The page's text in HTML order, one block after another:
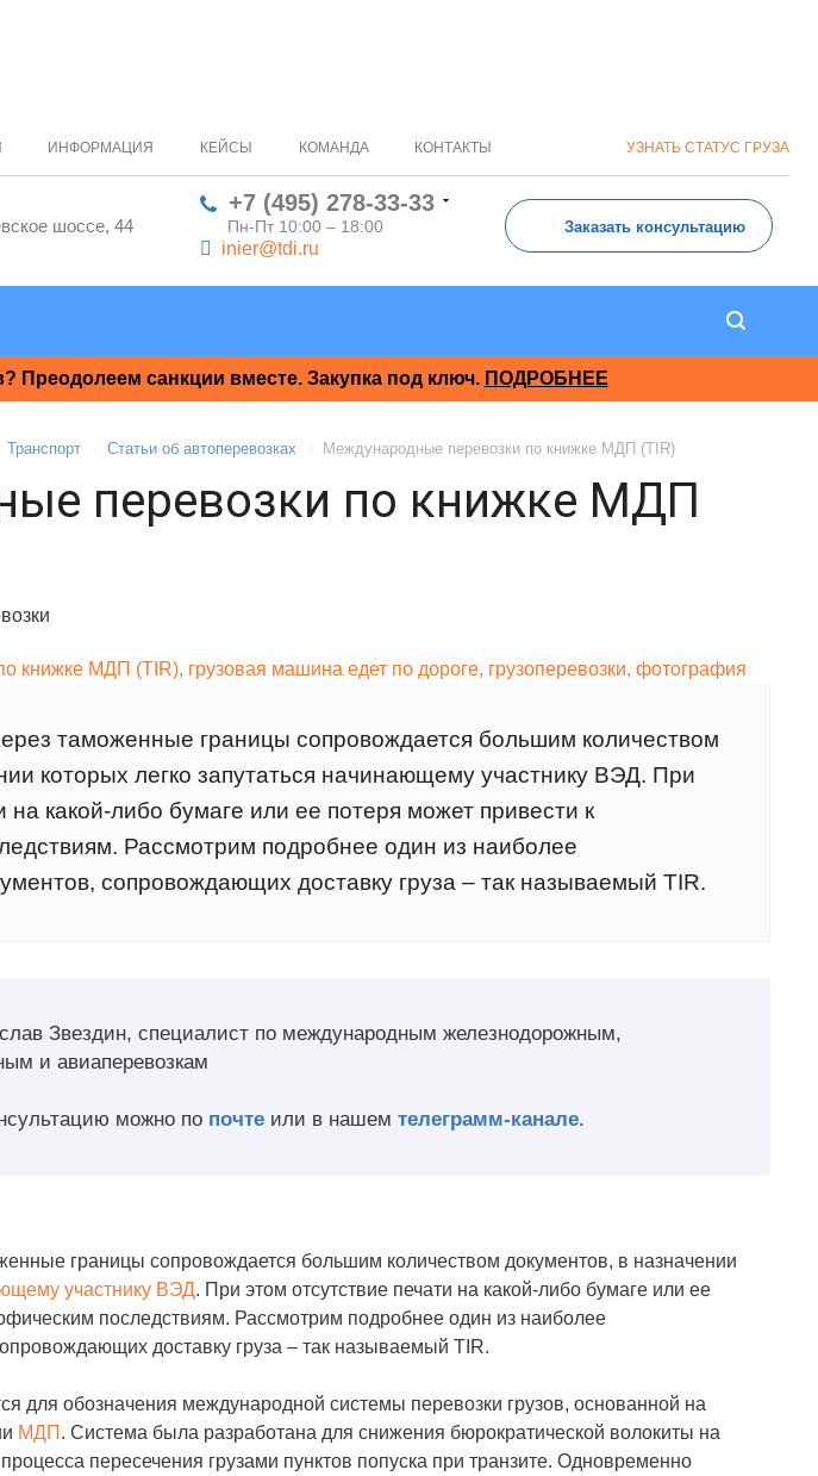
шоссе, 44
+7 (495) 278-33-33
Пн-Пт 10:00 – 18:00
inier@tdi.ru
Заказать консультацию
ИНФОРМАЦИЯ КЕЙСЫ КОМАНДА КОНТАКТЫ УЗНАТЬ СТАТУС ГРУЗА
Преодолеем санкции вместе. Закупка под ключ. ПОДРОБНЕЕ
Транспорт Статьи об автоперевозках Международные перевозки по книжке МДП (TIR)
перевозки по книжке МДП
таможенные границы сопровождается большим количеством
которых легко запутаться начинающему участнику ВЭД. При
на какой-либо бумаге или ее потеря может привести к
Рассмотрим подробнее один из наиболее
сопровождающих доставку груза – так называемый TIR.
Звездин, специалист по международным железнодорожным,
и авиаперевозкам
можно по почтеили в нашем телеграмм-канале.
границы сопровождается большим количеством документов, в назначении
участнику ВЭД. При этом отсутствие печати на какой-либо бумаге или ее
последствиям. Рассмотрим подробнее один из наиболее
доставку груза – так называемый TIR.
для обозначения международной системы перевозки грузов, основанной на
МДП . Система была разработана для снижения бюрократической волокиты на
пересечения грузами пунктов попуска при транзите. Одновременно